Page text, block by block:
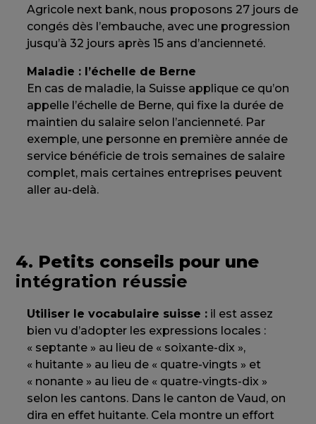
Agricole next bank, nous proposons 27 jours de
congés dès l’embauche, avec une progression
jusqu’à 32 jours après 15 ans d’ancienneté.
Maladie : l’échelle de Berne
En cas de maladie, la Suisse applique ce qu’on
appelle l’échelle de Berne, qui fixe la durée de
maintien du salaire selon l’ancienneté. Par
exemple, une personne en première année de
service bénéficie de trois semaines de salaire
complet, mais certaines entreprises peuvent
aller au-delà.
4. Petits conseils pour une
intégration réussie
Utiliser le vocabulaire suisse : il est assez
bien vu d’adopter les expressions locales :
« septante » au lieu de « soixante-dix »,
« huitante » au lieu de « quatre-vingts » et
« nonante » au lieu de « quatre-vingts-dix »
selon les cantons. Dans le canton de Vaud, on
dira en effet huitante. Cela montre un effort